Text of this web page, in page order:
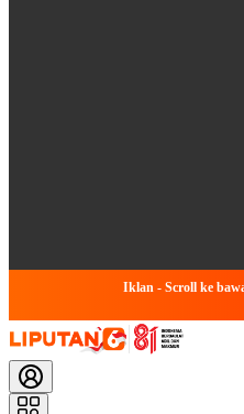
Iklan - Scroll ke